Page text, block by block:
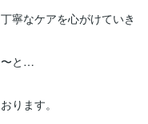
寧なケアを心がけていき
〜と…
ります。